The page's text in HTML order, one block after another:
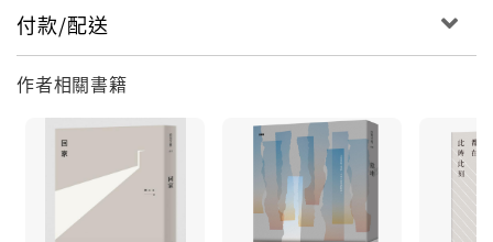
底蘊，以及節制不流於悲情控訴的說故事技巧，一個個
移工的生活彷彿顯影般鮮活地躍於字裡行間，才造就出
本書的獨特之處，並同時獲得第九屆台北文學獎「文學
付款/配送
作者相關書籍